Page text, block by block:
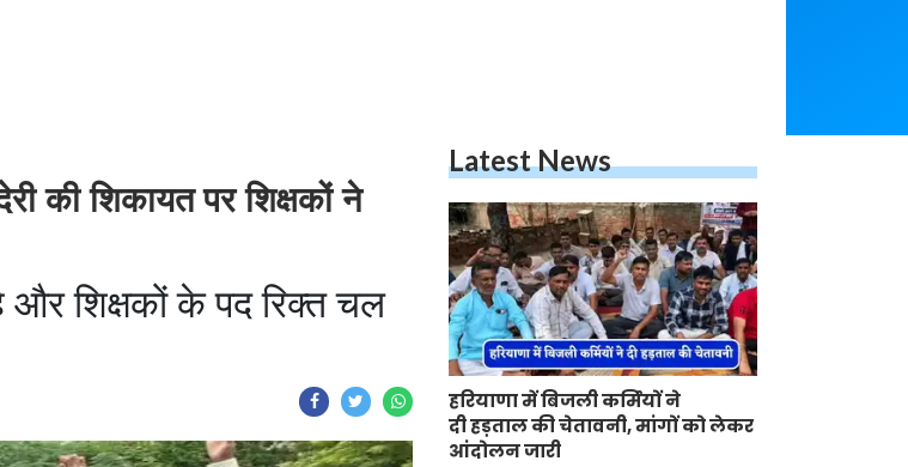
की शिकायत पर शिक्षकों ने
और शिक्षकों के पद रिक्त चल
Latest News
हरियाणा में बिजली कर्मियों ने
दी हड़ताल की चेतावनी, मांगों को लेकर
आंदोलन जारी